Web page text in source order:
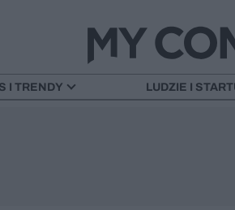
I TRENDY LUDZIE I